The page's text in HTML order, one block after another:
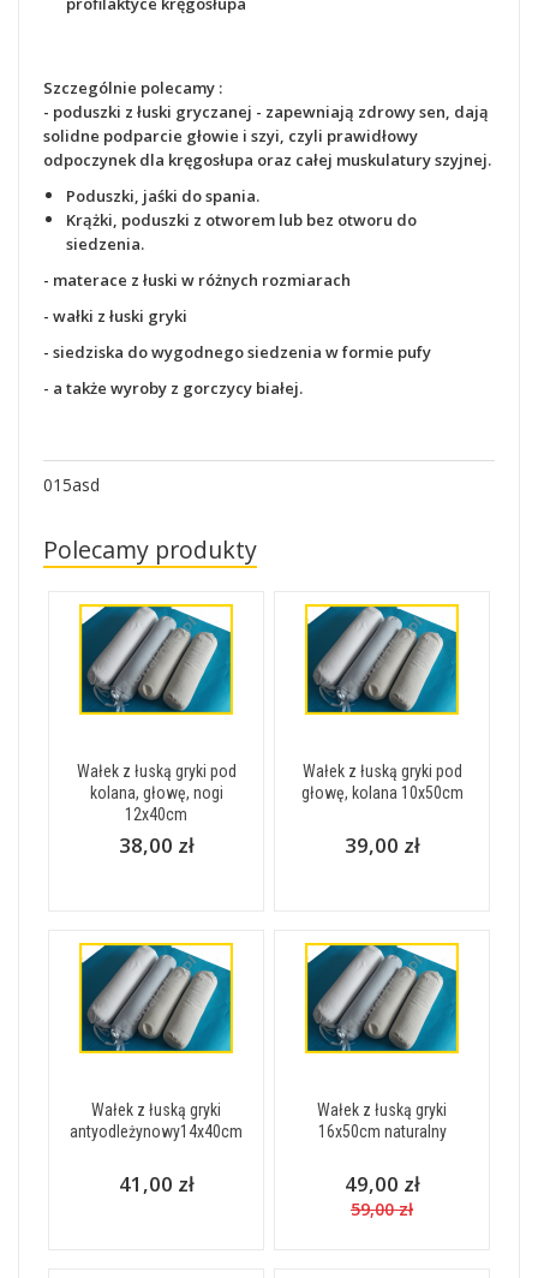
Szczególnie polecamy :
- poduszki z łuski gryczanej - zapewniają zdrowy sen, dają
solidne podparcie głowie i szyi, czyli prawidłowy
odpoczynek dla kręgosłupa oraz całej muskulatury szyjnej.
Poduszki, jaśki do spania.
Krążki, poduszki z otworem lub bez otworu do
siedzenia.
- materace z łuski w różnych rozmiarach
- wałki z łuski gryki
- siedziska do wygodnego siedzenia w formie pufy
- a także wyroby z gorczycy białej.
015asd
Polecamy produkty
Wałek z łuską gryki pod
kolana, głowę, nogi
12x40cm
38,00 zł
Wałek z łuską gryki pod
głowę, kolana 10x50cm
39,00 zł
Wałek z łuską gryki
antyodleżynowy14x40cm
41,00 zł
Wałek z łuską gryki
16x50cm naturalny
49,00 zł
59,00 zł